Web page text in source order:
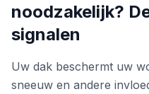
noodzakelijk?
signalen
Uw dak beschermt uw
sneeuw en andere